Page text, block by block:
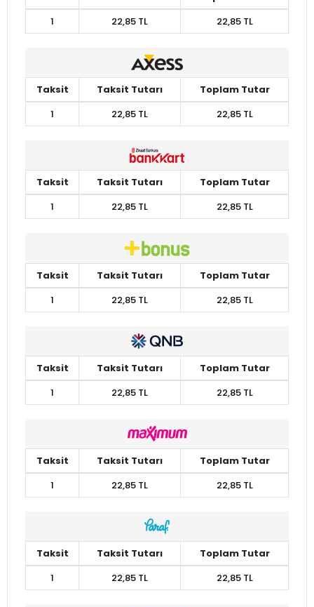
1
22,85 TL 22,85 TL
Taksit Taksit Tutarı
Toplam Tutar
1
22,85 TL 22,85 TL
Taksit Taksit Tutarı
Toplam Tutar
1
22,85 TL 22,85 TL
Taksit Taksit Tutarı
Toplam Tutar
1
22,85 TL 22,85 TL
Taksit Taksit Tutarı
Toplam Tutar
1
22,85 TL 22,85 TL
Taksit Taksit Tutarı
Toplam Tutar
1
22,85 TL 22,85 TL
Taksit Taksit Tutarı
Toplam Tutar
1
22,85 TL 22,85 TL